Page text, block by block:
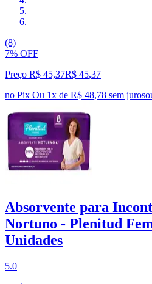
(8)
7% OFF
Preço R$ 45,37R$ 45,37
no Pix Ou 1x de R$ 48,78 sem juros
Absorvente para
Nortuno - Plenitud
Unidades
5.0